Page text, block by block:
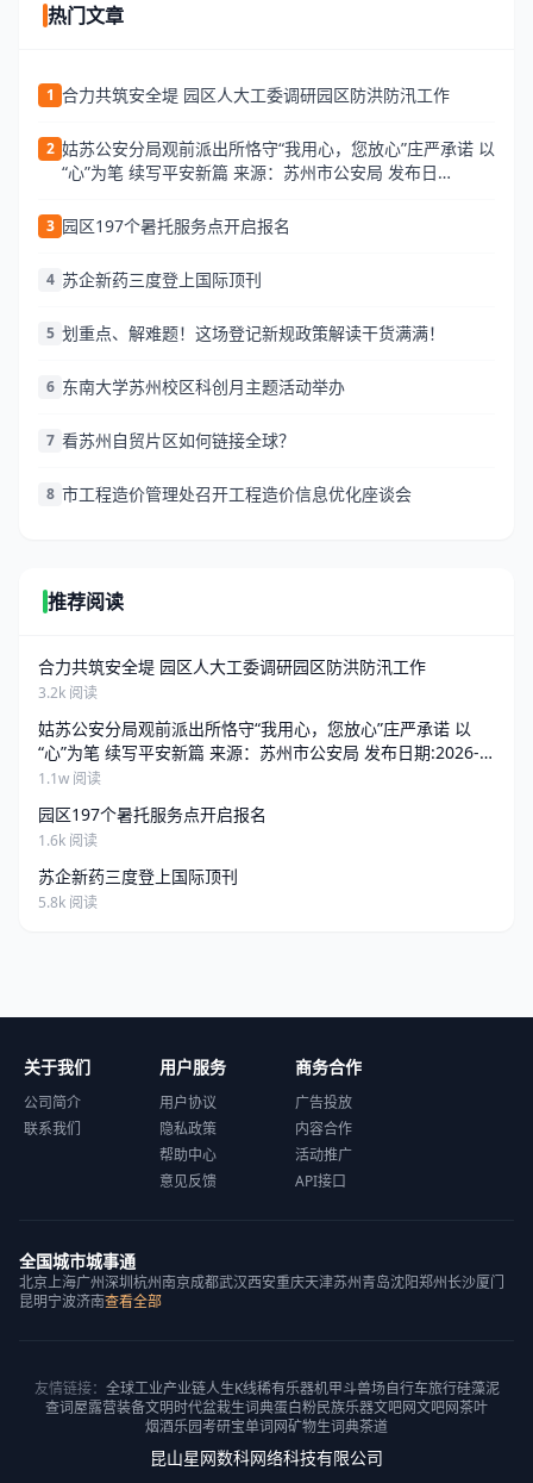
热门文章
1 合力共筑安全堤 园区人大工委调研园区防洪防汛工作
2 姑苏公安分局观前派出所恪守“我用心，您放心”庄严承诺 以
“心”为笔 续写平安新篇 来源：苏州市公安局 发布日
3 园区197个暑托服务点开启报名
4 苏企新药三度登上国际顶刊
5 划重点、解难题！这场登记新规政策解读干货满满！
6 东南大学苏州校区科创月主题活动举办
7 看苏州自贸片区如何链接全球？
8 市工程造价管理处召开工程造价信息优化座谈会
推荐阅读
合力共筑安全堤 园区人大工委调研园区防洪防汛工作
3.2k 阅读
姑苏公安分局观前派出所恪守“我用心，您放心”庄严承诺 以
“心”为笔 续写平安新篇 来源：苏州市公安局 发布日期:2026-
06-25 13:34 访问量:
1.1w 阅读
园区197个暑托服务点开启报名
1.6k 阅读
苏企新药三度登上国际顶刊
5.8k 阅读
关于我们
公司简介
联系我们
用户服务
用户协议
隐私政策
帮助中心
意见反馈
商务合作
广告投放
内容合作
活动推广
API接口
全国城市城事通
北京上海广州深圳杭州南京成都武汉西安重庆天津苏州青岛沈阳郑州长沙厦门
昆明宁波济南查看全部
友情链接： 全球工业产业链人生K线稀有乐器机甲斗兽场自行车旅行硅藻泥
查词屋露营装备文明时代盆栽生词典蛋白粉民族乐器文吧网文吧网茶叶
烟酒乐园考研宝单词网矿物生词典茶道
昆山星网数科网络科技有限公司